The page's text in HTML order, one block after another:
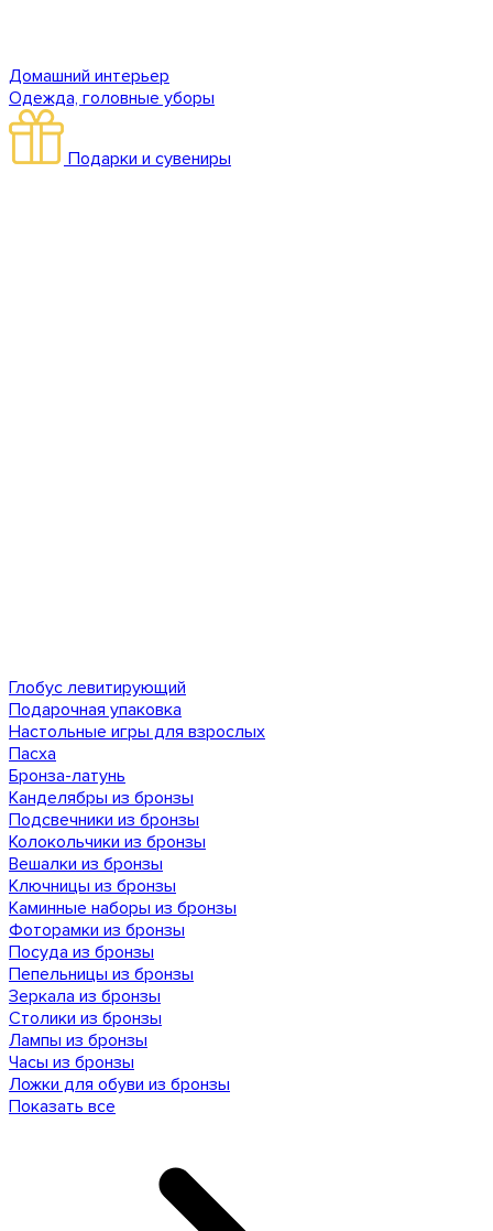
Домашний интерьер
Одежда, головные уборы
Подарки и сувениры
Глобус левитирующий
Подарочная упаковка
Настольные игры для взрослых
Пасха
Бронза-латунь
Канделябры из бронзы
Подсвечники из бронзы
Колокольчики из бронзы
Вешалки из бронзы
Ключницы из бронзы
Каминные наборы из бронзы
Фоторамки из бронзы
Посуда из бронзы
Пепельницы из бронзы
Зеркала из бронзы
Столики из бронзы
Лампы из бронзы
Часы из бронзы
Ложки для обуви из бронзы
Показать все